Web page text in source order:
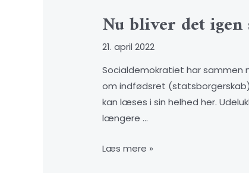
Nu bliver det
21. april 2022
Socialdemokratiet har sammen
om indfødsret
kan læses i sin helhed her.
længere …
Læs mere »